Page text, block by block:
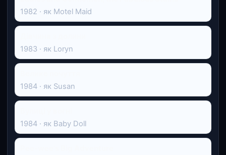
1982 · як Motel Maid
1983 · як Loryn
1984 · як Susan
1984 · як Baby Doll